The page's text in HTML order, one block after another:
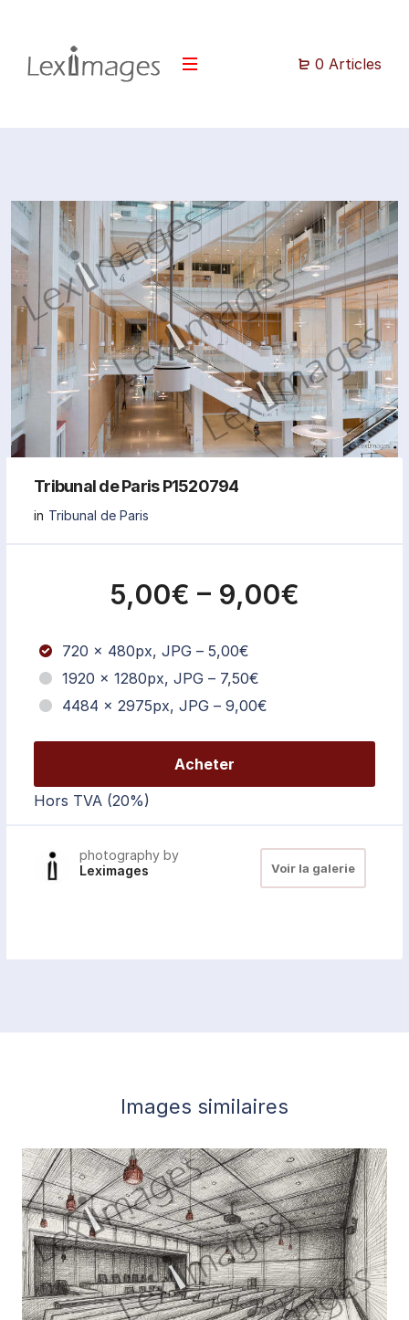
0 Articles
Tribunal de Paris P1520794
in Tribunal de Paris
5,00€ – 9,00€
720 x 480px, JPG – 5,00€
1920 x 1280px, JPG – 7,50€
4484 x 2975px, JPG – 9,00€
Acheter
Hors TVA (20%)
photography by
Leximages
Voir la galerie
Images similaires